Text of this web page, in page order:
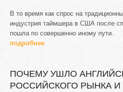
В то время как спрос на
индустрия таймшера в США после
пошла по совершенно иному пути.
подробнее
ПОЧЕМУ УШЛО
РОССИЙСКОГО РЫНКА И